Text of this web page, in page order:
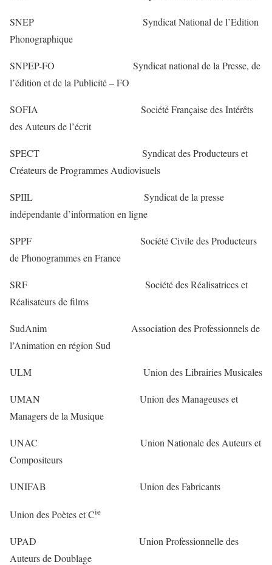
SNEP Syndicat National de l’Edition
Phonographique
SNPEP-FO Syndicat national de la Presse, de
l’édition et de la Publicité – FO
SOFIA Société Française des Intérêts
des Auteurs de l’écrit
SPECT Syndicat des Producteurs et
Créateurs de Programmes Audiovisuels
SPIIL Syndicat de la presse
indépendante d’information en ligne
SPPF Société Civile des Producteurs
de Phonogrammes en France
SRF Société des Réalisatrices et
Réalisateurs de films
SudAnim Association des Professionnels de
l’Animation en région Sud
ULM Union des Librairies Musicales
UMAN Union des Manageuses et
Managers de la Musique
UNAC Union Nationale des Auteurs et
Compositeurs
UNIFAB Union des Fabricants
Union des Poètes et Cie
UPAD Union Professionnelle des
Auteurs de Doublage